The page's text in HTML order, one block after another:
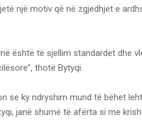
një motiv që në zgjedhjet e
është të sjellim standardet dhe
thotë Bytyqi.
se ky ndryshim mund të bëhet
janë shumë të afërta si me